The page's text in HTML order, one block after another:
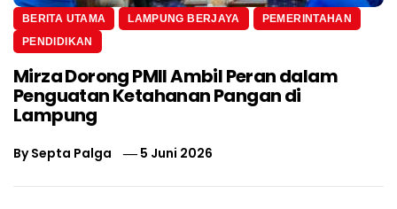
BERITA UTAMA LAMPUNG BERJAYA
PEMERINTAHAN
PENDIDIKAN
Mirza Dorong PMII Ambil Peran dalam
Penguatan Ketahanan Pangan di
Lampung
BySepta Palga 5 Juni 2026